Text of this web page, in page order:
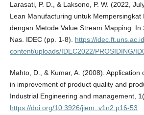
Larasati, P. D., & Laksono, P. W. (2022,
Lean Manufacturing untuk Mempersingkat
dengan Metode Value Stream Mapping. In
Nas. IDEC (pp. 1-8). https://
content/uploads/IDEC2022/PROSIDING/
Mahto, D., & Kumar, A. (2008). Application
in improvement of product quality and
Industrial Engineering and management,
https://doi.org/10.3926/jiem..v1n2.p16-53